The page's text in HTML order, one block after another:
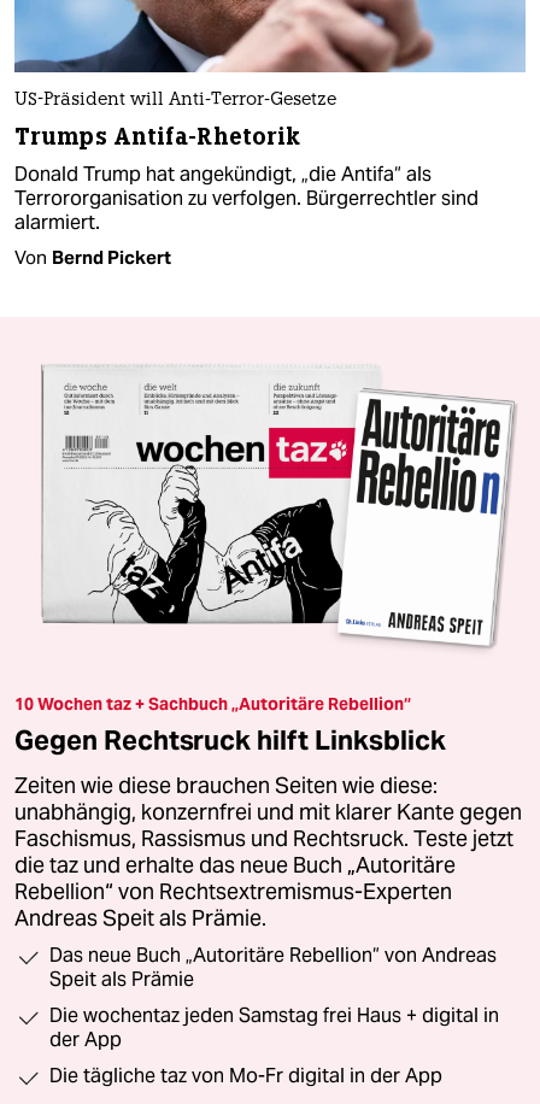
US-Präsident will Anti-Terror-Gesetze
Trumps Antifa-Rhetorik
Donald Trump hat angekündigt, „die Antifa“ als
Terrororganisation zu verfolgen. Bürgerrechtler sind
alarmiert.
Von Bernd Pickert
10 Wochen taz + Sachbuch „Autoritäre Rebellion“
Gegen Rechtsruck hilft Linksblick
Zeiten wie diese brauchen Seiten wie diese:
unabhängig, konzernfrei und mit klarer Kante gegen
Faschismus, Rassismus und Rechtsruck. Teste jetzt
die taz und erhalte das neue Buch „Autoritäre
Rebellion“ von Rechtsextremismus-Experten
Andreas Speit als Prämie.
Das neue Buch „Autoritäre Rebellion“ von Andreas
Speit als Prämie
Die wochentaz jeden Samstag frei Haus + digital in
der App
Die tägliche taz von Mo-Fr digital in der App